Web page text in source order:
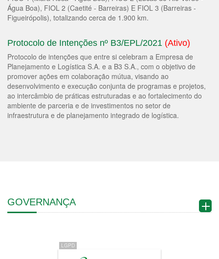
Água Boa), FIOL 2 (Caetité - Barreiras) E FIOL 3 (Barreiras -
Figueirópolis), totalizando cerca de 1.900 km.
Protocolo de Intenções nº B3/EPL/2021 (Ativo)
Protocolo de intenções que entre si celebram a Empresa de
Planejamento e Logística S.A. e a B3 S.A., com o objetivo de
promover ações em colaboração mútua, visando ao
desenvolvimento e execução conjunta de programas e projetos,
ao intercâmbio de práticas estruturadas e ao fortalecimento do
ambiente de parceria e de investimentos no setor de
infraestrutura e de planejamento integrado de logística.
GOVERNANÇA
LGPD